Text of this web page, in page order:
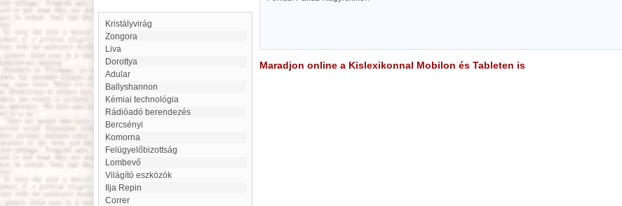
Kristályvirág
zongora
Liva
Dorottya
Adular
Ballyshannon
kémiai technológia
rádióadó berendezés
Bercsényi
Komorna
Felügyelőbizottság
Lombevő
Világító eszközök
Ilja Repin
Correr
Maradjon online a Kislexikonnal Mobilon és Tableten is